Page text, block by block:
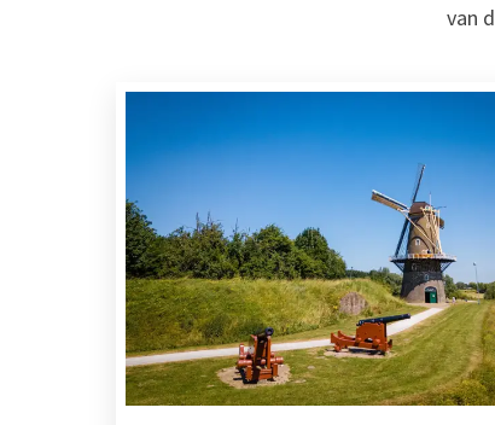
van